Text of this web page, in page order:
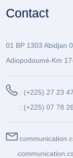
Contact
01 BP 1303 Abidjan
Adiopodoumé-Km
: (+225) 27 23
: (+225) 07 78